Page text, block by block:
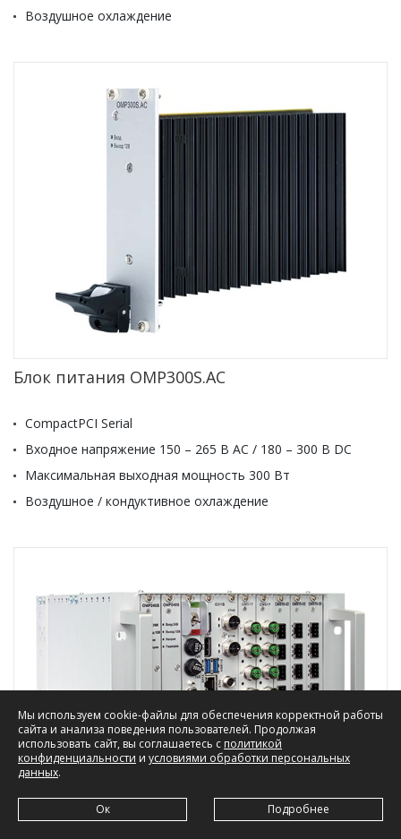
Воздушное охлаждение
Блок питания OMP300S.AC
CompactPCI Serial
Входное напряжение 150 – 265 В АС / 180 – 300 В DC
Максимальная выходная мощность 300 Вт
Воздушное / кондуктивное охлаждение
Мы используем cookie-файлы для обеспечения корректной работы
сайта и анализа поведения пользователей. Продолжая
использовать сайт, вы соглашаетесь с политикой
конфиденциальности и условиями обработки персональных
данных.
Ок Подробнее